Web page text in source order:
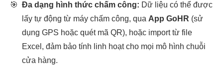
🎯 Đa dạng hình thức chấm công: Dữ liệu có thể được
lấy tự động từ máy chấm công, qua App GoHR (sử
dụng GPS hoặc quét mã QR), hoặc import từ file
Excel, đảm bảo tính linh hoạt cho mọi mô hình chuỗi
cửa hàng.